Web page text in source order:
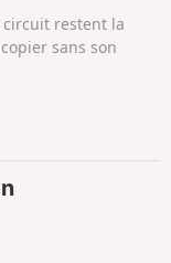
circuit restent la
sans son